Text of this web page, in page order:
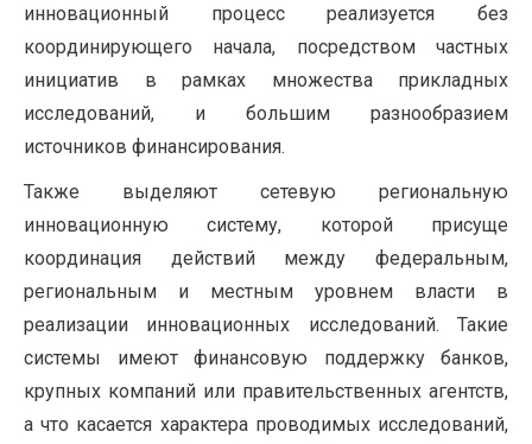
инновационный процесс реализуется без
координирующего начала, посредством частных
инициатив в рамках множества прикладных
исследований, и большим разнообразием
источников финансирования.
Также выделяют сетевую региональную
инновационную систему, которой присуще
координация действий между федеральным,
региональным и местным уровнем власти в
реализации инновационных исследований. Такие
системы имеют финансовую поддержку банков,
крупных компаний или правительственных агентств,
а что касается характера проводимых исследований,